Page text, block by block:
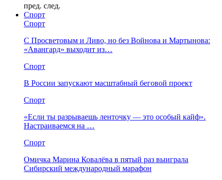
пред. след.
Спорт
Спорт
С Просветовым и Ливо, но без Войнова и Мартынова:
«Авангард» выходит из…
Спорт
В России запускают масштабный беговой проект
Спорт
«Если ты разрываешь ленточку — это особый кайф».
Настраиваемся на …
Спорт
Омичка Марина Ковалёва в пятый раз выиграла
Сибирский международный марафон